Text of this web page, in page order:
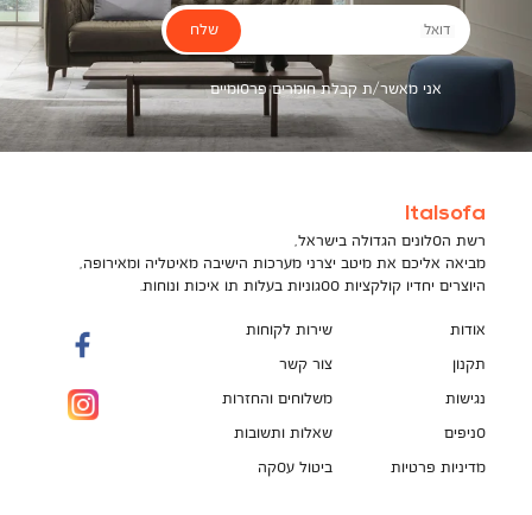
דואל
אני מאשר/ת קבלת חומרים פרסומיים
שלח
Italsofa
רשת הסלונים הגדולה בישראל,
מביאה אליכם את מיטב יצרני מערכות הישיבה מאיטליה ומאירופה,
היוצרים יחדיו קולקציות ססגוניות בעלות תו איכות ונוחות.
אודות
תקנון
נגישות
סניפים
מדיניות פרטיות
שירות לקוחות
צור קשר
משלוחים והחזרות
שאלות ותשובות
ביטול עסקה